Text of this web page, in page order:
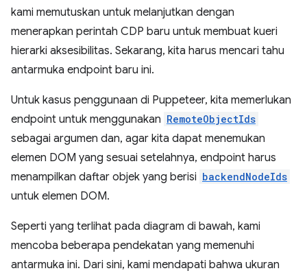
kami memutuskan untuk melanjutkan dengan
menerapkan perintah CDP baru untuk membuat kueri
hierarki aksesibilitas. Sekarang, kita harus mencari tahu
antarmuka endpoint baru ini.
Untuk kasus penggunaan di Puppeteer, kita memerlukan
endpoint untuk menggunakan RemoteObjectIds
sebagai argumen dan, agar kita dapat menemukan
elemen DOM yang sesuai setelahnya, endpoint harus
menampilkan daftar objek yang berisi backendNodeIds
untuk elemen DOM.
Seperti yang terlihat pada diagram di bawah, kami
mencoba beberapa pendekatan yang memenuhi
antarmuka ini. Dari sini, kami mendapati bahwa ukuran